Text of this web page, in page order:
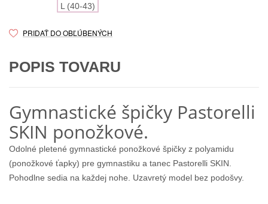
L (40-43)
PRIDAŤ DO OBĽÚBENÝCH
POPIS TOVARU
Gymnastické špičky Pastorelli
SKIN ponožkové.
Odolné pletené gymnastické ponožkové špičky z polyamidu
(ponožkové ťapky) pre gymnastiku a tanec Pastorelli SKIN.
Pohodlne sedia na každej nohe. Uzavretý model bez podošvy.